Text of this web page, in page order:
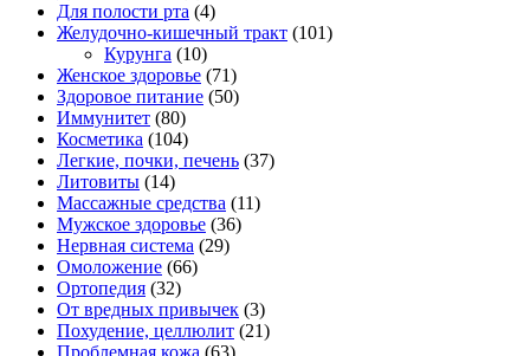
Для полости рта (4)
Желудочно-кишечный тракт (101)
Курунга (10)
Женское здоровье (71)
Здоровое питание (50)
Иммунитет (80)
Косметика (104)
Легкие, почки, печень (37)
Литовиты (14)
Массажные средства (11)
Мужское здоровье (36)
Нервная система (29)
Омоложение (66)
Ортопедия (32)
От вредных привычек (3)
Похудение, целлюлит (21)
Проблемная кожа (63)